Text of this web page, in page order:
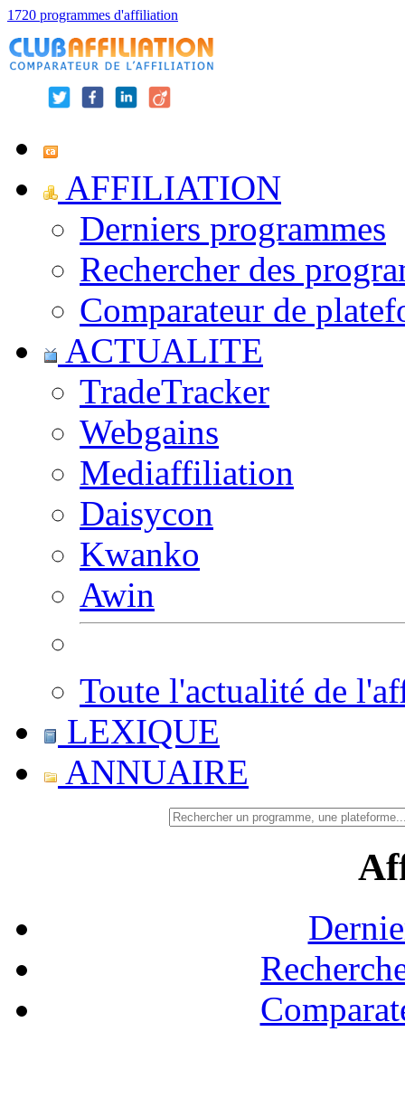
1720 programmes d'affiliation
AFFILIATION
Derniers programmes
Rechercher des
Comparateur de
ACTUALITE
TradeTracker
Webgains
Mediaffiliation
Daisycon
Kwanko
Awin
Toute l'actualité de
LEXIQUE
ANNUAIRE